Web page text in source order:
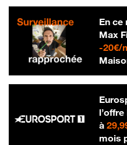
En ce
Max
-20€/
à
mois